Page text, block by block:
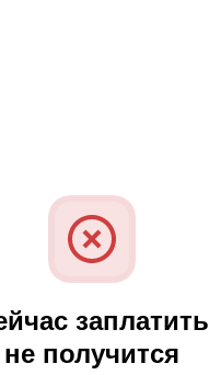
заплатить
не получится